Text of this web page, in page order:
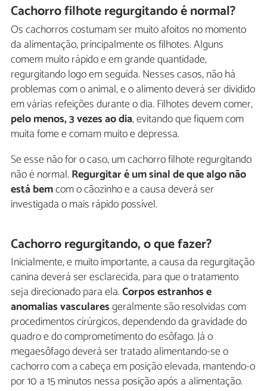
Cachorro filhote regurgitando é normal?
Os cachorros costumam ser muito afoitos no momento
da alimentação, principalmente os filhotes. Alguns
comem muito rápido e em grande quantidade,
regurgitando logo em seguida. Nesses casos, não há
problemas com o animal, e o alimento deverá ser dividido
em várias refeições durante o dia. Filhotes devem comer,
pelo menos, 3 vezes ao dia, evitando que fiquem com
muita fome e comam muito e depressa.
Se esse não for o caso, um cachorro filhote regurgitando
não é normal. Regurgitar é um sinal de que algo não
está bemcom o cãozinho e a causa deverá ser
investigada o mais rápido possível.
Cachorro regurgitando, o que fazer?
Inicialmente, e muito importante, a causa da regurgitação
canina deverá ser esclarecida, para que o tratamento
seja direcionado para ela.Corpos estranhos e
anomalias vascularesgeralmente são resolvidas com
procedimentos cirúrgicos, dependendo da gravidade do
quadro e do comprometimento do esôfago. Já o
megaesôfago deverá ser tratado alimentando-se o
cachorro com a cabeça em posição elevada, mantendo-o
por 10 a 15 minutos nessa posição após a alimentação.